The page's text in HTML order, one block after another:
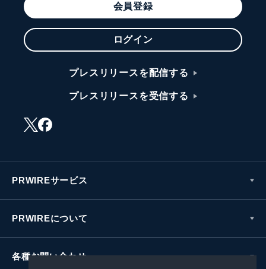
会員登録
ログイン
プレスリリースを配信する
プレスリリースを受信する
PRWIREサービス
PRWIREについて
各種お問い合わせ